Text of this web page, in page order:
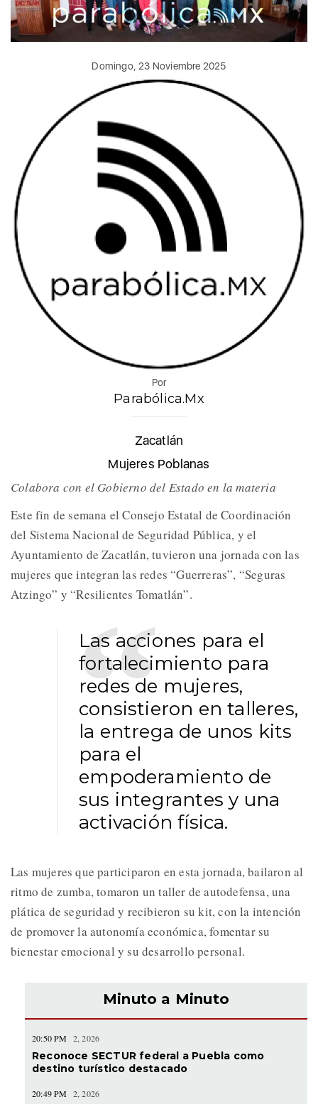
Domingo, 23 Noviembre 2025
Por
Parabólica.Mx
Zacatlán
Mujeres Poblanas
Colabora con el Gobierno del Estado en la materia
Este fin de semana el Consejo Estatal de Coordinación
del Sistema Nacional de Seguridad Pública, y el
Ayuntamiento de Zacatlán, tuvieron una jornada con las
mujeres que integran las redes “Guerreras”, “Seguras
Atzingo” y “Resilientes Tomatlán”.
Las acciones para el
fortalecimiento para
redes de mujeres,
consistieron en talleres,
la entrega de unos kits
para el
empoderamiento de
sus integrantes y una
activación física.
Las mujeres que participaron en esta jornada, bailaron al
ritmo de zumba, tomaron un taller de autodefensa, una
plática de seguridad y recibieron su kit, con la intención
de promover la autonomía económica, fomentar su
bienestar emocional y su desarrollo personal.
Minuto a Minuto
20:50 PM 2, 2026
Reconoce SECTUR federal a Puebla como
destino turístico destacado
20:49 PM 2, 2026